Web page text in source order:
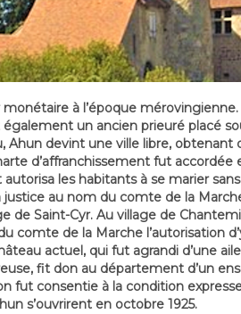
à l’époque
un ancien prieuré placé
Ahun devint une ville libre, obtenant
d’affranchissement fut
les habitants à se marier
au nom du comte de la
de Saint-Cyr. Au village de
comte de la Marche l’autorisation
actuel, qui fut agrandi d’une
fit don au département d’un
fut consentie à la condition
s’ouvrirent en octobre 1925.